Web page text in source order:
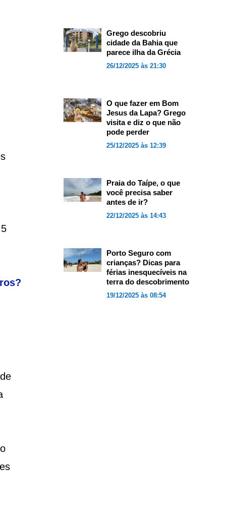
Grego descobriu
cidade da Bahia que
parece ilha da Grécia
26/12/2025 às 21:30
O que fazer em Bom
Jesus da Lapa? Grego
visita e diz o que não
pode perder
25/12/2025 às 12:39
Praia do Taípe, o que
você precisa saber
antes de ir?
22/12/2025 às 14:43
Porto Seguro com
crianças? Dicas para
férias inesquecíveis na
terra do descobrimento
19/12/2025 às 08:54